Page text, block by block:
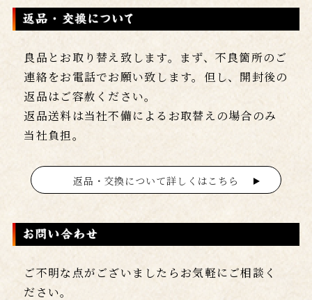
良品とお取り替え致します。まず、不良箇所のご
連絡をお電話でお願い致します。但し、開封後の
返品はご容赦ください。
返品送料は当社不備によるお取替えの場合のみ
当社負担。
返品・交換について詳しくはこちら
ご不明な点がございましたらお気軽にご相談く
ださい。